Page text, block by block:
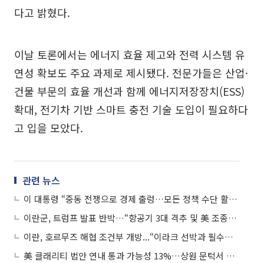
다고 밝혔다.
이날 토론에서는 에너지 효율 제고와 전력 시스템 유
연성 확보도 주요 과제로 제시됐다. 전문가들은 산업·
건물 부문의 효율 개선과 함께 에너지저장장치(ESS)
확대, 전기차 기반 스마트 충전 기술 도입이 필요하다
고 입을 모았다.
관련 뉴스
이 대통령 “중동 전쟁으로 경제 출렁…모든 정책 수단 활용해 대응”
이란군, 트럼프 발표 반박…“항공기 3대 격추 및 美 조종사 구조 저지”
이란, 호르무즈 해협 조건부 개방...“이라크 선박과 필수품 선박 허용”
美 클래리티 법안 연내 통과 가능성 13%…상원 문턱서 제동